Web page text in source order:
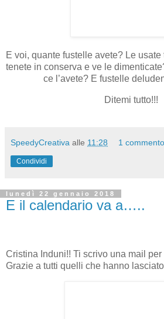
E voi, quante fustelle avete? Le
tenete in conserva e ve le
ce l’avete? E fustelle
Ditemi tutto!!!
SpeedyCreativa alle 11:28 1
Condividi
lunedì 22 gennaio 2018
E il calendario va a…..
Cristina Induni!! Ti scrivo una mail
Grazie a tutti quelli che hanno